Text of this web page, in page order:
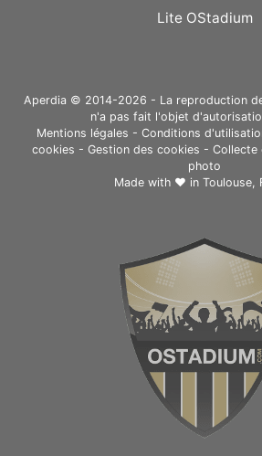
Lite OStadium
Aperdia © 2014-2026 - La reproduction
n'a pas fait l'objet
Mentions légales - Conditions
cookies - Gestion des cookies - Collecte
photo
Made with ❤ in Toulouse,